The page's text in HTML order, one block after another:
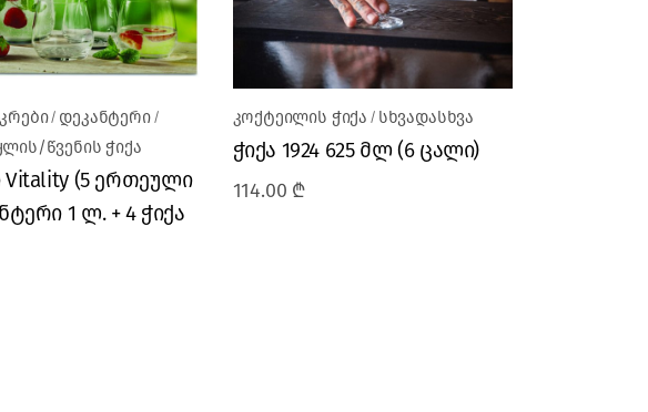
დეკანტერი
წვენის ჭიქა
Vitality (5 ერთეული
1 ლ. + 4 ჭიქა
კოქტეილის ჭიქა სხვადასხვა
ჭიქა 1924 625 მლ (6 ცალი)
114.00 ₾